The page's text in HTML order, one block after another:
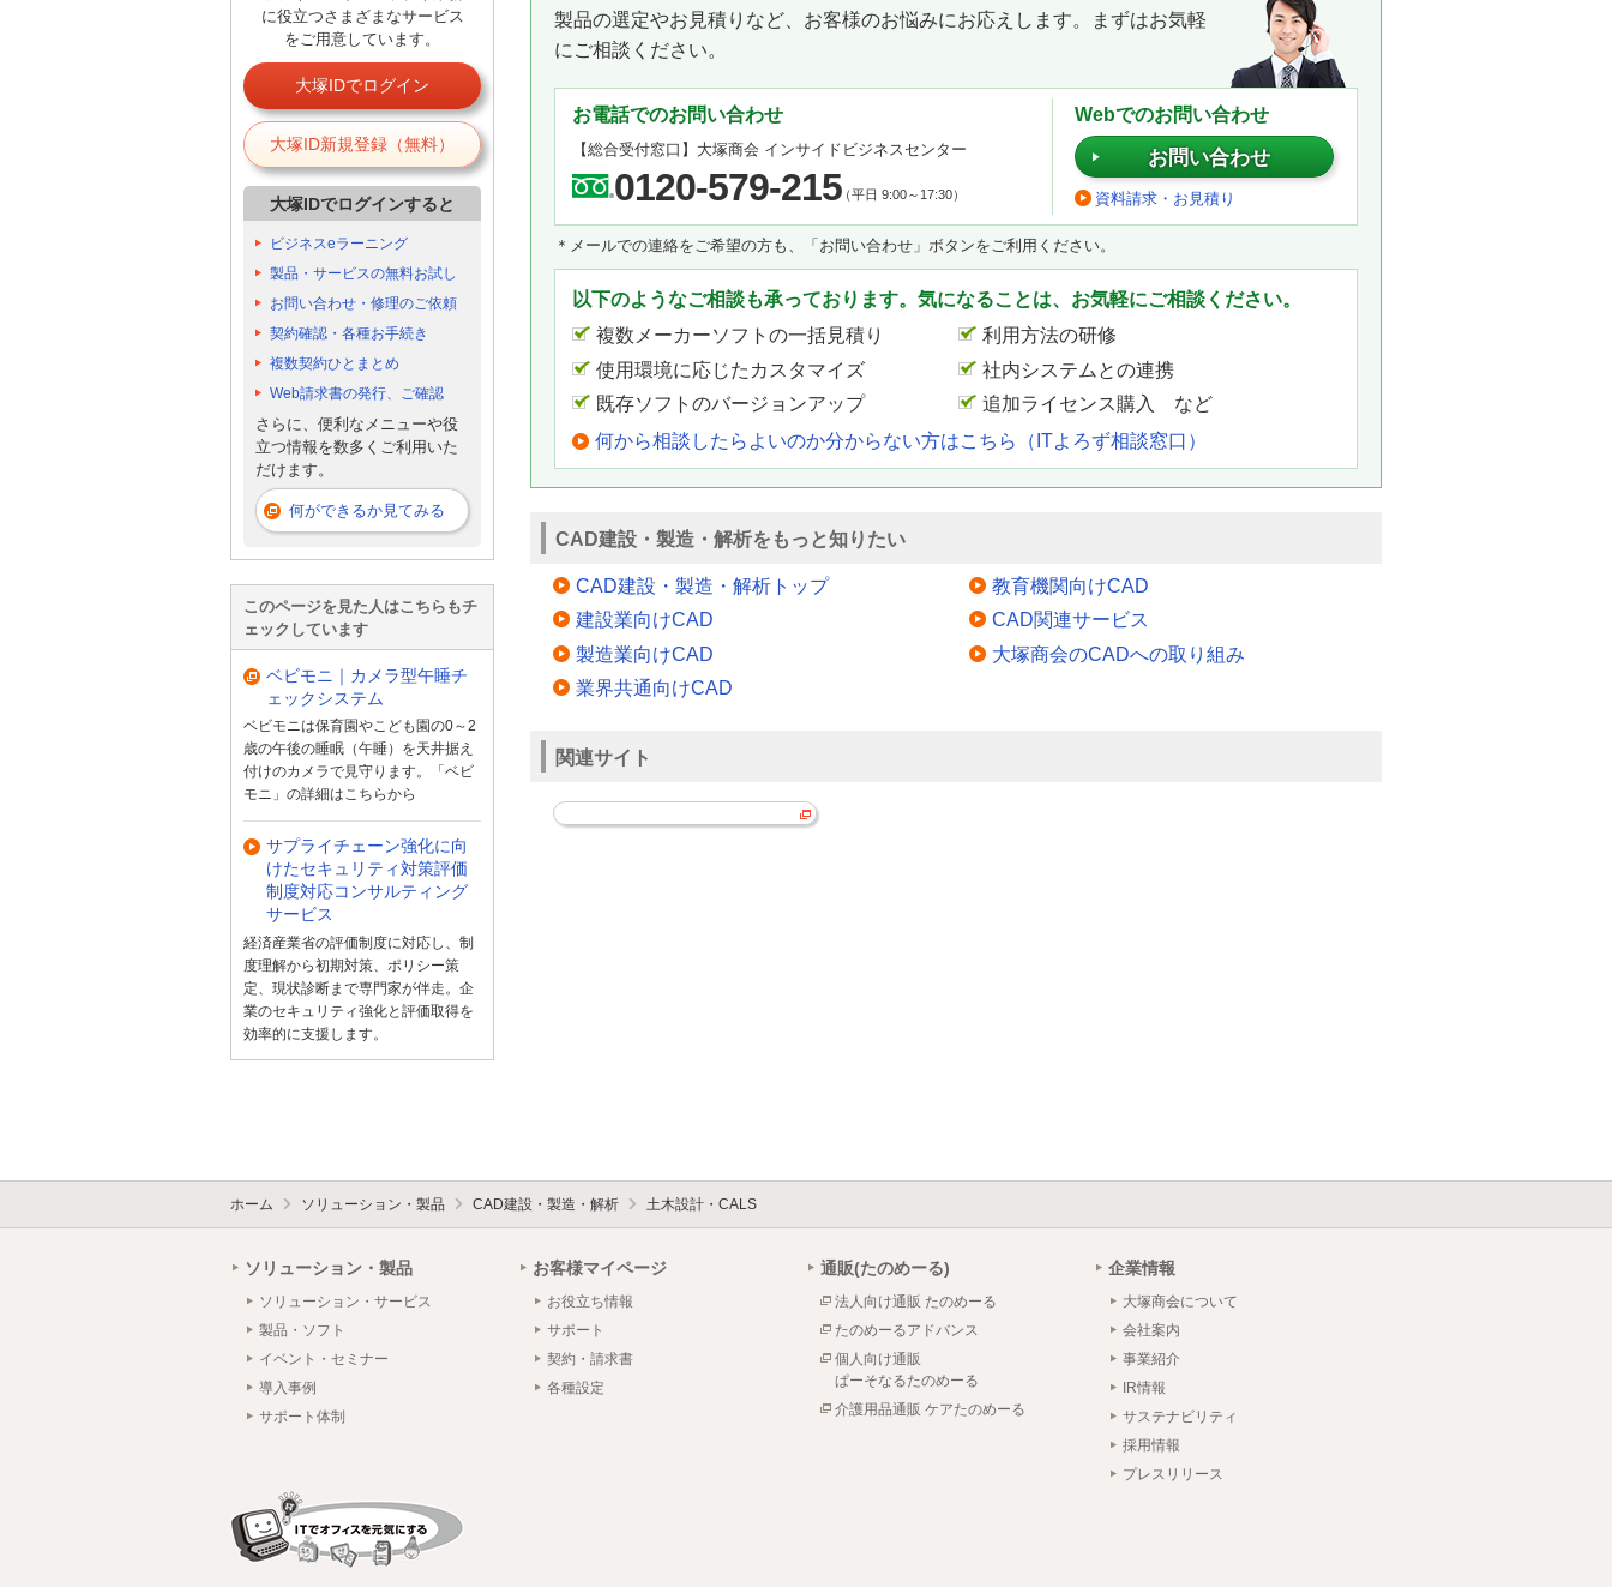
製品の選定やお見積りなど、お客様のお悩みにお応えします。まずはお気軽
にご相談ください。
お電話でのお問い合わせ
【総合受付窓口】 大塚商会 インサイドビジネスセンター
0120-579-215（平日 9:00～17:30）
Webでのお問い合わせ
お問い合わせ
資料請求・お見積り
＊メールでの連絡をご希望の方も、「お問い合わせ」ボタンをご利用ください。
以下のようなご相談も承っております。気になることは、お気軽にご相談ください。
複数メーカーソフトの一括見積り
利用方法の研修
使用環境に応じたカスタマイズ
社内システムとの連携
既存ソフトのバージョンアップ
追加ライセンス購入 など
何から相談したらよいのか分からない方はこちら（ITよろず相談窓口）
CAD建設・製造・解析をもっと知りたい
CAD建設・製造・解析トップ
建設業向けCAD
製造業向けCAD
業界共通向けCAD
教育機関向けCAD
CAD関連サービス
大塚商会のCADへの取り組み
関連サイト
に役立つさまざまなサービス
をご用意しています。
大塚IDでログイン
大塚ID新規登録（無料）
大塚IDでログインすると
ビジネスeラーニング
製品・サービスの無料お試し
お問い合わせ・修理のご依頼
契約確認・各種お手続き
複数契約ひとまとめ
Web請求書の発行、ご確認
さらに、便利なメニューや役
立つ情報を数多くご利用いた
だけます。
何ができるか見てみる
このページを見た人はこちらもチ
ェックしています
ベビモニ｜カメラ型午睡チ
ェックシステム
ベビモニは保育園やこども園の0～2
歳の午後の睡眠（午睡）を天井据え
付けのカメラで見守ります。「ベビ
モニ」の詳細はこちらから
サプライチェーン強化に向
けたセキュリティ対策評価
制度対応コンサルティング
サービス
経済産業省の評価制度に対応し、制
度理解から初期対策、ポリシー策
定、現状診断まで専門家が伴走。企
業のセキュリティ強化と評価取得を
効率的に支援します。
ホーム ソリューション・製品 CAD建設・製造・解析 土木設計・CALS
ソリューション・製品
ソリューション・サービス
製品・ソフト
イベント・セミナー
導入事例
サポート体制
お客様マイページ
お役立ち情報
サポート
契約・請求書
各種設定
通販(たのめーる)
法人向け通販 たのめーる
たのめーるアドバンス
個人向け通販
ぱーそなるたのめーる
介護用品通販 ケアたのめーる
企業情報
大塚商会について
会社案内
事業紹介
IR情報
サステナビリティ
採用情報
プレスリリース